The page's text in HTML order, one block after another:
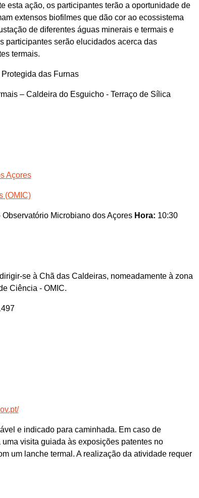
esta ação, os participantes terão a oportunidade de
extensos biofilmes que dão cor ao ecossistema
de diferentes águas minerais e termais e
participantes serão elucidados acerca das
termais.
das Furnas
– Caldeira do Esguicho - Terraço de Sílica
Açores
(OMIC)
Microbiano dos Açores Hora: 10:30
se à Chã das Caldeiras, nomeadamente à zona
Ciência - OMIC.
e indicado para caminhada. Em caso de
visita guiada às exposições patentes no
um lanche termal. A realização da atividade requer